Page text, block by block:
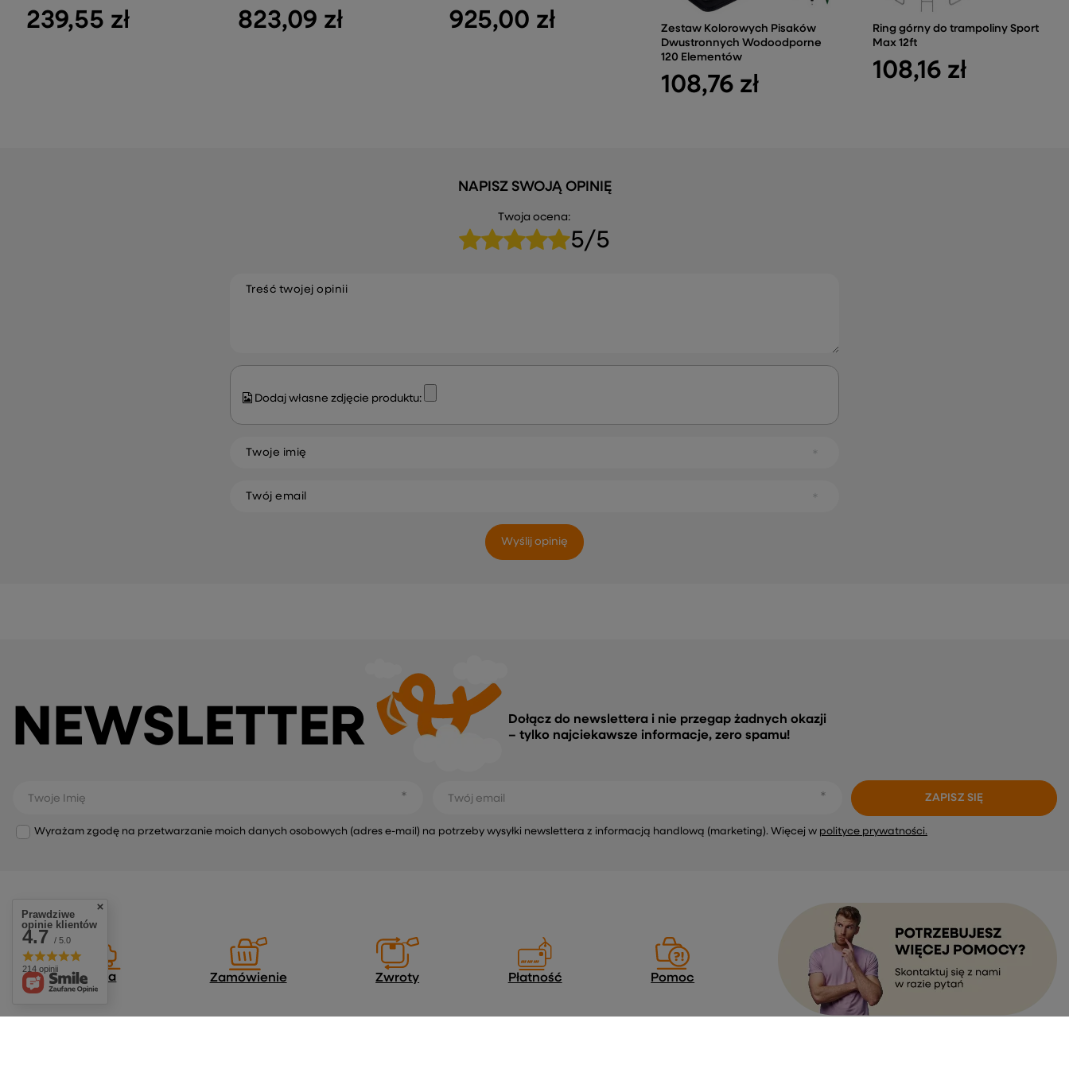
239,55 zł 823,09 zł 925,00 zł
Zestaw Kolorowych Pisaków
Dwustronnych Wodoodporne
120 Elementów
108,76 zł
Ring górny do trampoliny Sport
Max 12ft
108,16 zł
NAPISZ SWOJĄ OPINIĘ
Twoja ocena:
5/5
Treść twojej opinii
Dodaj własne zdjęcie produktu:
Twoje imię
Twój email
Wyślij opinię
NEWSLETTER
Dołącz do newslettera i nie przegap żadnych okazji
– tylko najciekawsze informacje, zero spamu!
Twoje Imię Twój email
Wyrażam zgodę na przetwarzanie moich danych osobowych (adres e-mail) na potrzeby wysyłki newslettera z informacją handlową (marketing). Więcej w polityce prywatności.
ZAPISZ SIĘ
Dostawa Zamówienie Zwroty Płatność Pomoc
Prawdziwe
opinie klientów
4.7 / 5.0
214 opinii